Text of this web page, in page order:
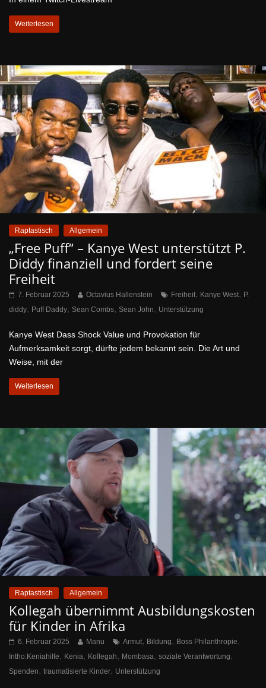
Weiterlesen
Raptastisch Allgemein
„Free Puff“ – Kanye West unterstützt P.
Diddy finanziell und fordert seine
Freiheit
7. Februar 2025 Octavius Hallenstein Freiheit, Kanye West, P.
diddy, Puff Daddy, Sean Combs, Sean John, Unterstützung
Kanye West Dass Shock Value und Provokation für
Aufmerksamkeit sorgt, dürfte jedem bekannt sein. Die Art und
Weise, mit der
Weiterlesen
Raptastisch Allgemein
Kollegah übernimmt Ausbildungskosten
für Kinder in Afrika
6. Februar 2025 Manu Armut, Bildung, Boss Philanthropie,
Intho.Keniahilfe, Kenia, Kollegah, Mombasa, soziale Verantwortung,
Spenden, traumatisierte Kinder, Unterstützung